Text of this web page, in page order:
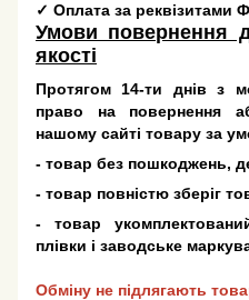
✓ Оплата за реквізитами
Умови повернення
якості
Протягом 14-ти днів з
право на повернення
нашому сайті товару за
- товар без пошкоджень,
- товар повністю зберіг
- товар
плівки і заводське
Обміну не підлягають